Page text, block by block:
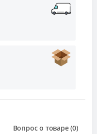
Вопрос о товаре (0)